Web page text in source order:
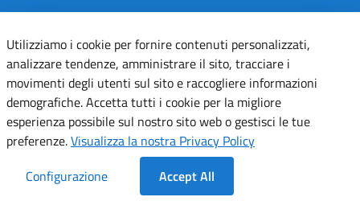
Designers Italia
TwitterInstagramYoutubeLinkedin
Dichiarazione di accessibilità
Informativa cookie
Utilizziamo i cookie per fornire contenuti personalizzati,
analizzare tendenze, amministrare il sito, tracciare i
movimenti degli utenti sul sito e raccogliere informazioni
demografiche. Accetta tutti i cookie per la migliore
esperienza possibile sul nostro sito web o gestisci le tue
preferenze.Visualizza la nostra Privacy Policy
Configurazione
Accept All